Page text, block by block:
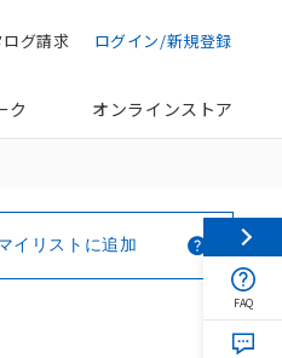
ログイン/新規登録
ログ請求
ク オンラインストア
イリストに追加
FAQ